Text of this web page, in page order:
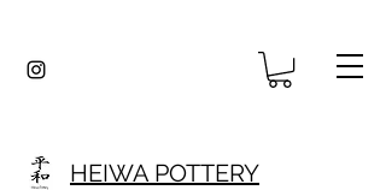
HEIWA POTTERY